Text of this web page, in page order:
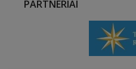
PARTNERIAI